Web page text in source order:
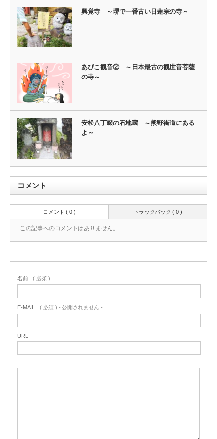
興覚寺 ～堺で一番古い日蓮宗の寺～
あびこ観音② ～日本最古の観世音菩薩
の寺～
安松八丁畷の石地蔵 ～熊野街道にある
よ～
コメント
トラックバック ( 0 )
コメント ( 0 )
この記事へのコメントはありません。
名前 ( 必須 )
E-MAIL ( 必須 ) - 公開されません -
URL